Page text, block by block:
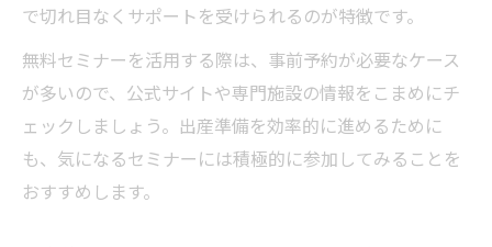
で切れ目なくサポートを受けられるのが特徴です。
無料セミナーを活用する際は、事前予約が必要なケース
が多いので、公式サイトや専門施設の情報をこまめにチ
ェックしましょう。出産準備を効率的に進めるために
も、気になるセミナーには積極的に参加してみることを
おすすめします。